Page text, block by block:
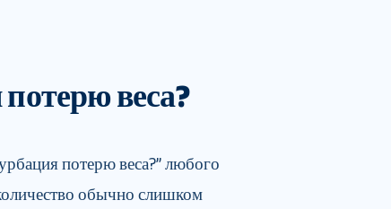
веса?
потерю веса?” любого
обычно слишком